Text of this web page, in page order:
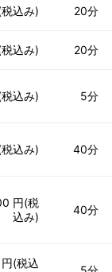
込み) 20分
込み) 20分
込み) 5分
込み) 40分
円(税
込み)
40分
(税込